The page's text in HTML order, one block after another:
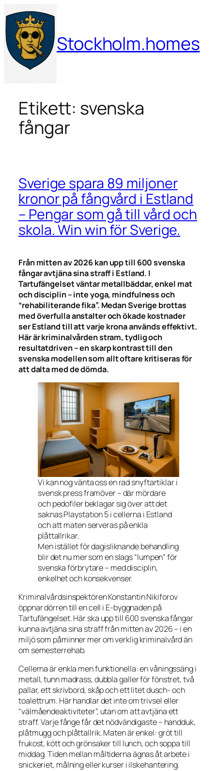
Hoppa
till
innehåll
Stockholm.homes
Etikett: svenska
fångar
Sverige spara 89 miljoner
kronor på fångvård i Estland
– Pengar som gå till vård och
skola. Win win för Sverige.
Från mitten av 2026 kan upp till 600 svenska
fångar avtjäna sina straff i Estland. I
Tartufängelset väntar metallbäddar, enkel mat
och disciplin – inte yoga, mindfulness och
“rehabiliterande fika”. Medan Sverige brottas
med överfulla anstalter och ökade kostnader
ser Estland till att varje krona används effektivt.
Här är kriminalvården stram, tydlig och
resultatdriven – en skarp kontrast till den
svenska modellen som allt oftare kritiseras för
att dalta med de dömda.
Vi kan nog vänta oss en rad snyftartiklar i
svensk press framöver – där mördare
och pedofiler beklagar sig över att det
saknas Playstation 5 i cellerna i Estland
och att maten serveras på enkla
plåttallrikar.
Men istället för dagisliknande behandling
blir det nu mer som en slags “lumpen” för
svenska förbrytare – med disciplin,
enkelhet och konsekvenser.
Kriminalvårdsinspektören Konstantin Nikiforov
öppnar dörren till en cell i E-byggnaden på
Tartufängelset. Här ska upp till 600 svenska fångar
kunna avtjäna sina straff från mitten av 2026 – i en
miljö som påminner mer om verklig kriminalvård än
om semesterrehab.
Cellerna är enkla men funktionella: en våningssäng i
metall, tunn madrass, dubbla galler för fönstret, två
pallar, ett skrivbord, skåp och ett litet dusch- och
toalettrum. Här handlar det inte om trivsel eller
“välmåendeaktiviteter”, utan om att avtjäna ett
straff. Varje fånge får det nödvändigaste – handduk,
plåtmugg och plåttallrik. Maten är enkel: gröt till
frukost, kött och grönsaker till lunch, och soppa till
middag. Tiden mellan måltiderna ägnas åt arbete i
snickeriet, målning eller kurser i ilskehantering.